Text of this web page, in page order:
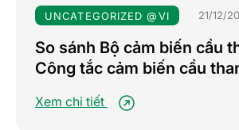
UNCATEGORIZED @VI 21/12/
So sánh Bộ cảm biến cầu
Công tắc cảm biến cầu
Xem chi tiết